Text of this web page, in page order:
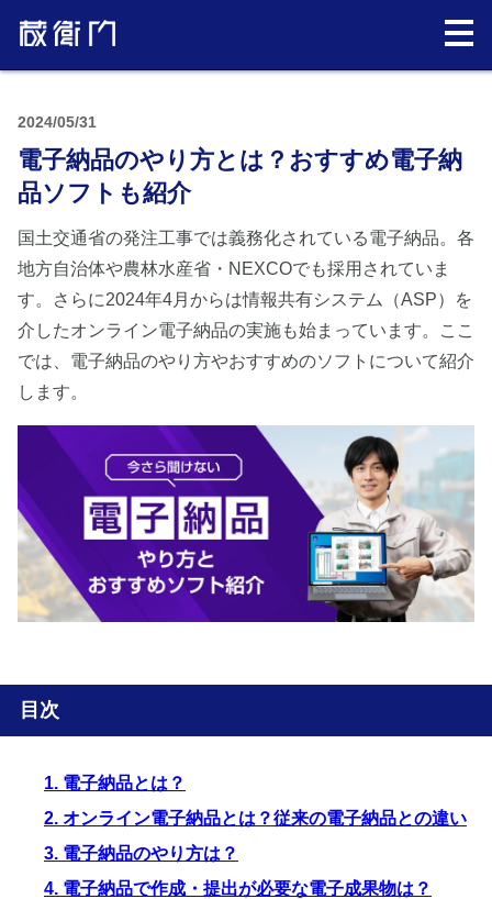
2024/05/31
電子納品のやり方とは？おすすめ電子納
品ソフトも紹介
国土交通省の発注工事では義務化されている電子納品。各
地方自治体や農林水産省・NEXCOでも採用されていま
す。さらに2024年4月からは情報共有システム（ASP）を
介したオンライン電子納品の実施も始まっています。ここ
では、電子納品のやり方やおすすめのソフトについて紹介
します。
目次
1. 電子納品とは？
2. オンライン電子納品とは？従来の電子納品との違い
3. 電子納品のやり方は？
4. 電子納品で作成・提出が必要な電子成果物は？